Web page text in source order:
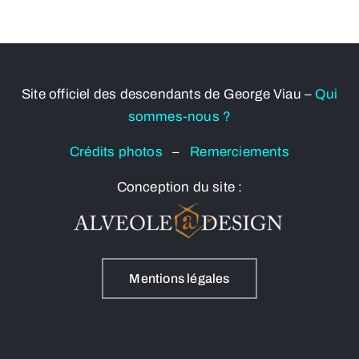
Site officiel des descendants de George Viau – Qui
sommes-nous ?
Crédits photos– Remerciements
Conception du site :
Mentions légales